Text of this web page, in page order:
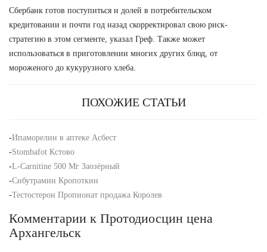
Сбербанк готов поступиться и долей в потребительском
кредитовании и почти год назад скорректировал свою риск-
стратегию в этом сегменте, указал Греф. Также может
использоваться в приготовлении многих других блюд, от
мороженого до кукурузного хлеба.
ПОХОЖИЕ СТАТЬИ
-Ипаморелин в аптеке Асбест
-Stombafot Кстово
-L-Carnitine 500 Мг Заозёрный
-Сибутрамин Кропоткин
-Тестостерон Пропионат продажа Королев
Комментарии к Протодиосцин цена
Архангельск